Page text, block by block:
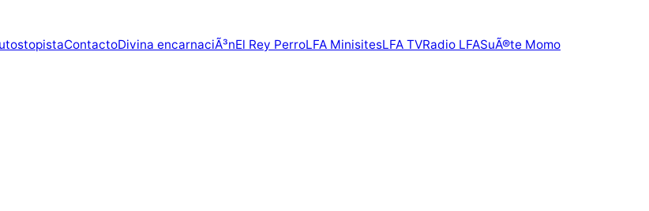
ContactoDivina encarnaciÃ³nEl Rey PerroLFA MinisitesLFA TVRadio LFASuÃ®te Momo